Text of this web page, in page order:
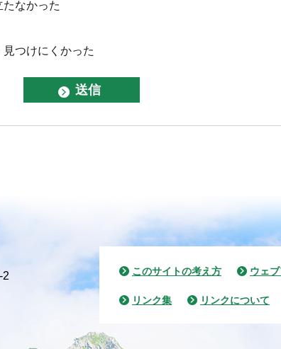
なかった
見つけにくかった
2
このサイトの考え方 ウェ
リンク集 リンクについて